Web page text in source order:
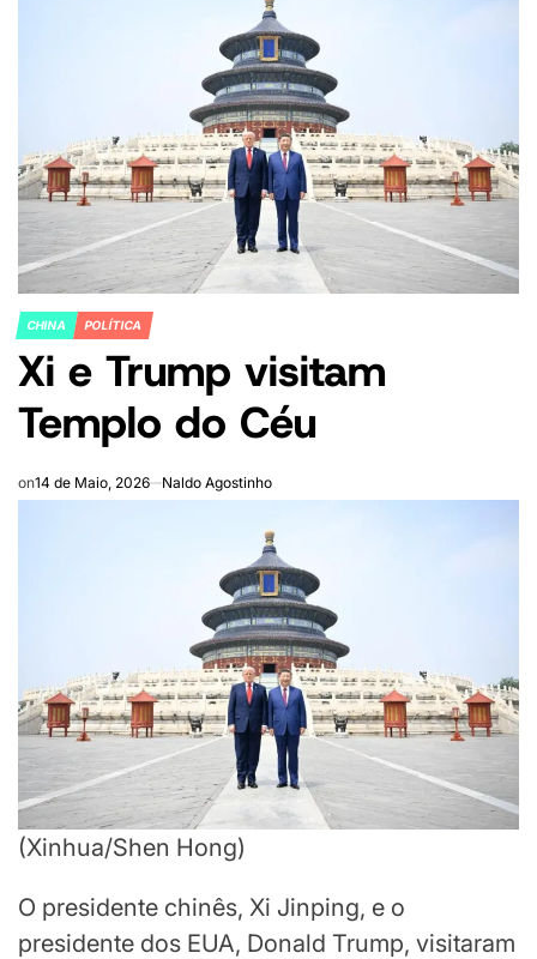
POSTED
IN
CHINA POLÍTICA
Xi e Trump visitam
Templo do Céu
on14 de Maio, 2026 Naldo Agostinho
(Xinhua/Shen Hong)
O presidente chinês, Xi Jinping, e o
presidente dos EUA, Donald Trump, visitaram